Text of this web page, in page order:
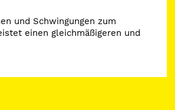
und Schwingungen zum
einen gleichmäßigeren und